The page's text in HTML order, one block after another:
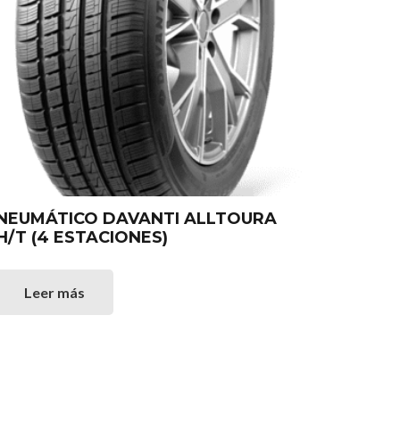
DAVANTI ALLTOURA
T (4 ESTACIONES)
Leer más